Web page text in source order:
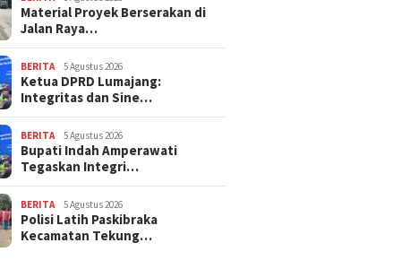
Material Proyek Berserakan di
Jalan Raya…
BERITA 5 Agustus 2026
Ketua DPRD Lumajang:
Integritas dan Sine…
BERITA 5 Agustus 2026
Bupati Indah Amperawati
Tegaskan Integri…
BERITA 5 Agustus 2026
Polisi Latih Paskibraka
Kecamatan Tekung…